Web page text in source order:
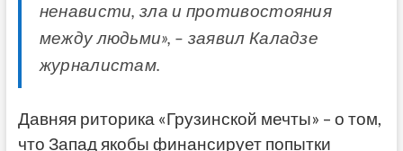
ненависти, зла и противостояния
между людьми», – заявил Каладзе
журналистам.
Давняя риторика «Грузинской мечты» – о том,
что Запад якобы финансирует попытки